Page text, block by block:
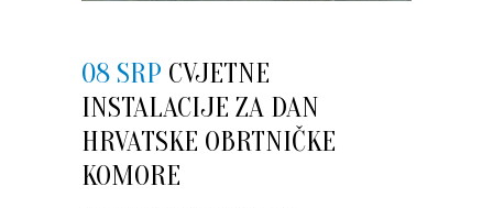
08 SRP CVJETNE
INSTALACIJE ZA DAN
HRVATSKE OBRTNIČKE
KOMORE